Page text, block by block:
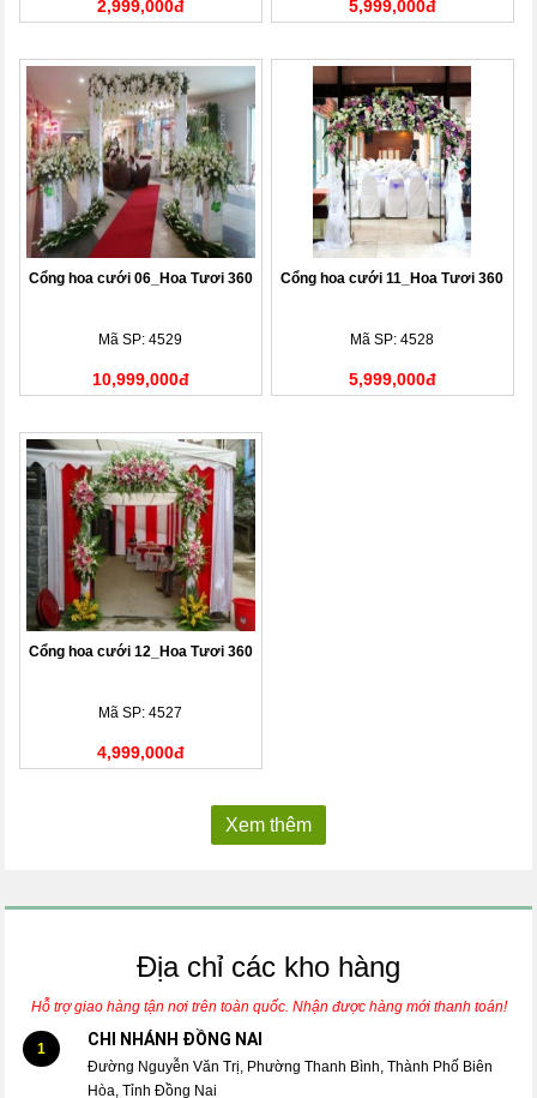
2,999,000đ 5,999,000đ
Cổng hoa cưới 06_Hoa Tươi 360
Mã SP: 4529
10,999,000đ
Cổng hoa cưới 11_Hoa Tươi 360
Mã SP: 4528
5,999,000đ
Cổng hoa cưới 12_Hoa Tươi 360
Mã SP: 4527
4,999,000đ
Xem thêm
Địa chỉ các kho hàng
Hỗ trợ giao hàng tận nơi trên toàn quốc. Nhận được hàng mới thanh toán!
1 CHI NHÁNH ĐỒNG NAI
Đường Nguyễn Văn Trị, Phường Thanh Bình, Thành Phố Biên
Hòa, Tỉnh Đồng Nai